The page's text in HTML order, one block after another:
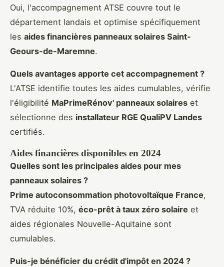
Oui, l'accompagnement ATSE couvre tout le
département landais et optimise spécifiquement
les aides financières panneaux solaires Saint-
Geours-de-Maremne.
Quels avantages apporte cet accompagnement ?
L'ATSE identifie toutes les aides cumulables, vérifie
l'éligibilité MaPrimeRénov' panneaux solaires et
sélectionne des installateur RGE QualiPV Landes
certifiés.
Aides financières disponibles en 2024
Quelles sont les principales aides pour mes
panneaux solaires ?
Prime autoconsommation photovoltaïque France,
TVA réduite 10%, éco-prêt à taux zéro solaire et
aides régionales Nouvelle-Aquitaine sont
cumulables.
Puis-je bénéficier du crédit d'impôt en 2024 ?